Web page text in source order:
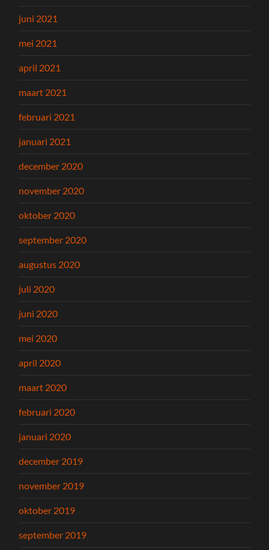
juni 2021
mei 2021
april 2021
maart 2021
februari 2021
januari 2021
december 2020
november 2020
oktober 2020
september 2020
augustus 2020
juli 2020
juni 2020
mei 2020
april 2020
maart 2020
februari 2020
januari 2020
december 2019
november 2019
oktober 2019
september 2019